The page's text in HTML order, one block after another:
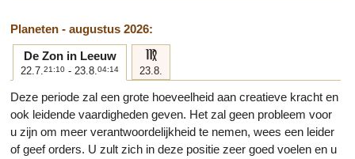
Planeten - augustus 2026:
De Zon in Leeuw
22.7.21:10 - 23.8.04:14
f
23.8.
Deze periode zal een grote hoeveelheid aan creatieve kracht en
ook leidende vaardigheden geven. Het zal geen probleem voor
u zijn om meer verantwoordelijkheid te nemen, wees een leider
of geef orders. U zult zich in deze positie zeer goed voelen en u